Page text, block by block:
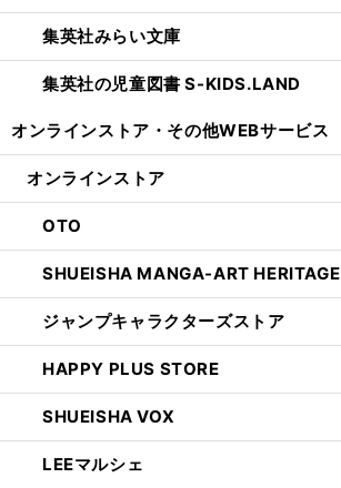
集英社みらい文庫
集英社の児童図書 S-KIDS.LAND
オンラインストア・ その他WEBサービス
オンラインストア
OTO
SHUEISHA MANGA-ART HERITAGE
ジャンプキャラクターズストア
HAPPY PLUS STORE
SHUEISHA VOX
LEEマルシェ